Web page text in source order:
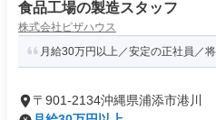
食品工場の製造スタッフ
株式会社ピザハウス
月給30万円以上／安定の正社員／
〒901-2134沖縄県浦添市港川